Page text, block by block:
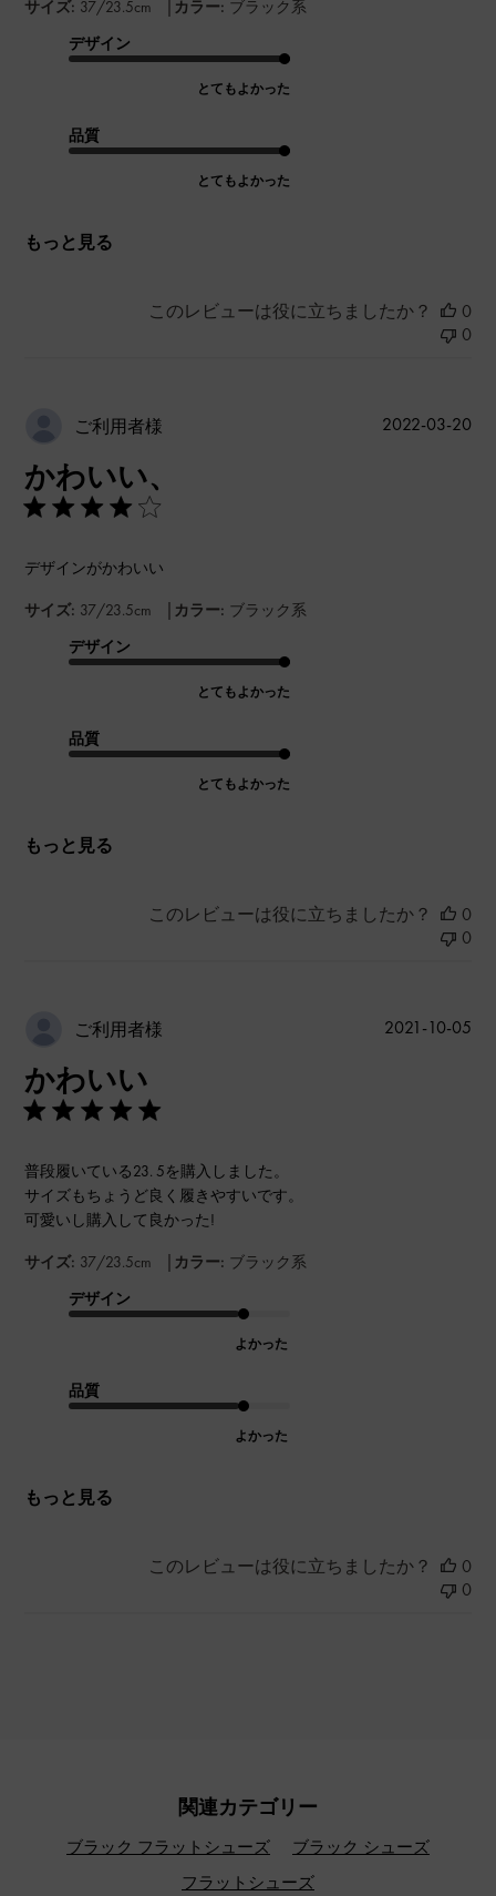
サイズ: 37/23.5cm カラー: ブラック系
デザイン
とてもよかった
品質
とてもよかった
もっと見る
このレビューは役に立ちましたか？
0
0
ご利用者様
かわいい、
デザインがかわいい
サイズ: 37/23.5cm | カラー: ブラック系
デザイン
とてもよかった
品質
とてもよかった
もっと見る
公
2022-03-20
このレビューは役に立ちましたか？
0
0
ご利用者様
かわいい
普段履いている23. 5を購入しました。
サイズもちょうど良く履きやすいです。
可愛いし購入して良かった!
サイズ: 37/23.5cm | カラー: ブラック系
デザイン
よかった
品質
よかった
もっと見る
公
2021-10-05
このレビューは役に立ちましたか？
0
0
関連カテゴリー
ブラック フラットシューズ
ブラック シューズ
フラットシューズ